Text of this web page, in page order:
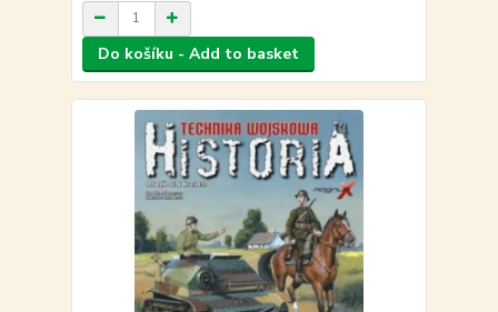
Do košíku - Add to basket